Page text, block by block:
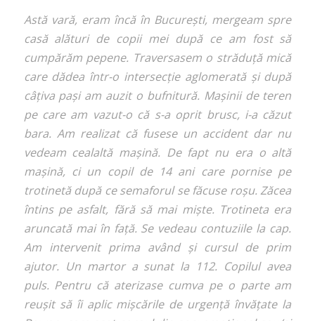
Astă vară, eram încă în București, mergeam spre
casă alături de copii mei după ce am fost să
cumpărăm pepene. Traversasem o străduță mică
care dădea într-o intersecție aglomerată și după
câțiva pași am auzit o bufnitură. Mașinii de teren
pe care am vazut-o că s-a oprit brusc, i-a căzut
bara. Am realizat că fusese un accident dar nu
vedeam cealaltă mașină. De fapt nu era o altă
mașină, ci un copil de 14 ani care pornise pe
trotinetă după ce semaforul se făcuse roșu. Zăcea
întins pe asfalt, fără să mai miște. Trotineta era
aruncată mai în față. Se vedeau contuziile la cap.
Am intervenit prima având și cursul de prim
ajutor. Un martor a sunat la 112. Copilul avea
puls. Pentru că aterizase cumva pe o parte am
reușit să îi aplic mișcările de urgență învățate la